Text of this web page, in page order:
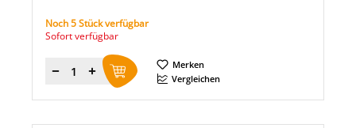
Noch 5 Stück verfügbar
Sofort verfügbar
Menge
Merken
Vergleichen